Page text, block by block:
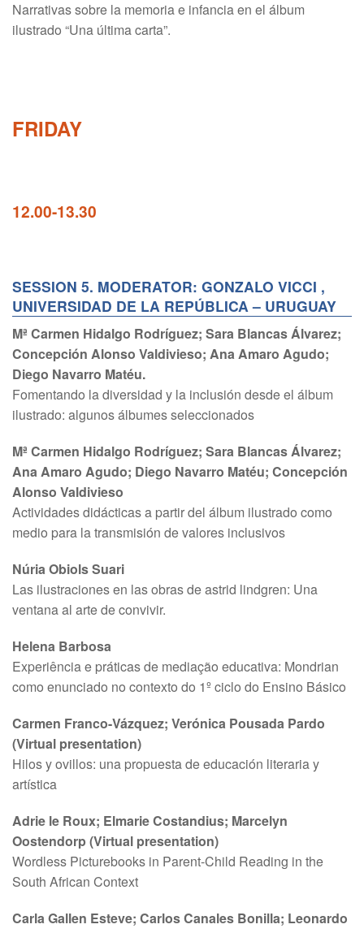
Narrativas sobre la memoria e infancia en el álbum
ilustrado “Una última carta”.
FRIDAY
12.00-13.30
SESSION 5. MODERATOR: GONZALO VICCI ,
UNIVERSIDAD DE LA REPÚBLICA – URUGUAY
Mª Carmen Hidalgo Rodríguez; Sara Blancas Álvarez;
Concepción Alonso Valdivieso; Ana Amaro Agudo;
Diego Navarro Matéu.
Fomentando la diversidad y la inclusión desde el álbum
ilustrado: algunos álbumes seleccionados
Mª Carmen Hidalgo Rodríguez; Sara Blancas Álvarez;
Ana Amaro Agudo; Diego Navarro Matéu; Concepción
Alonso Valdivieso
Actividades didácticas a partir del álbum ilustrado como
medio para la transmisión de valores inclusivos
Núria Obiols Suari
Las ilustraciones en las obras de astrid lindgren: Una
ventana al arte de convivir.
Helena Barbosa
Experiência e práticas de mediação educativa: Mondrian
como enunciado no contexto do 1º ciclo do Ensino Básico
Carmen Franco-Vázquez; Verónica Pousada Pardo
(Virtual presentation)
Hilos y ovillos: una propuesta de educación literaria y
artística
Adrie le Roux; Elmarie Costandius; Marcelyn
Oostendorp (Virtual presentation)
Wordless Picturebooks in Parent-Child Reading in the
South African Context
Carla Gallen Esteve; Carlos Canales Bonilla; Leonardo